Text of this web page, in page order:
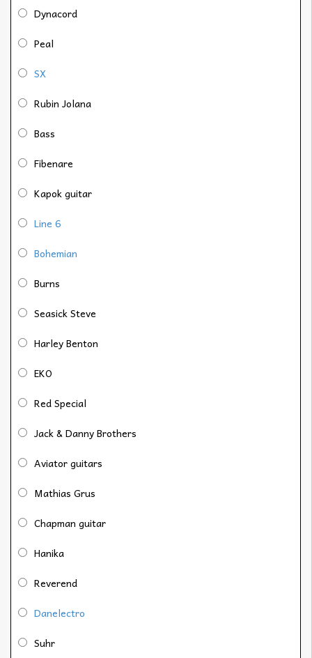
Dynacord
Peal
SX
Rubin Jolana
Bass
Fibenare
Kapok guitar
Line 6
Bohemian
Burns
Seasick Steve
Harley Benton
EKO
Red Special
Jack & Danny Brothers
Aviator guitars
Mathias Grus
Chapman guitar
Hanika
Reverend
Danelectro
Suhr